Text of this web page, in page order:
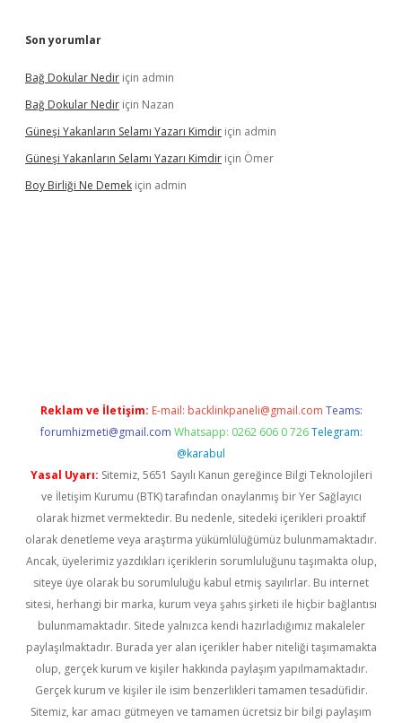
Son yorumlar
Bağ Dokular Nedir için admin
Bağ Dokular Nedir için Nazan
Güneşi Yakanların Selamı Yazarı Kimdir için admin
Güneşi Yakanların Selamı Yazarı Kimdir için Ömer
Boy Birliği Ne Demek için admin
Reklam ve İletişim: E-mail: backlinkpaneli@gmail.com Teams:
forumhizmeti@gmail.com Whatsapp: 0262 606 0 726 Telegram:
@karabul
Yasal Uyarı: Sitemiz, 5651 Sayılı Kanun gereğince Bilgi Teknolojileri
ve İletişim Kurumu (BTK) tarafından onaylanmış bir Yer Sağlayıcı
olarak hizmet vermektedir. Bu nedenle, sitedeki içerikleri proaktif
olarak denetleme veya araştırma yükümlülüğümüz bulunmamaktadır.
Ancak, üyelerimiz yazdıkları içeriklerin sorumluluğunu taşımakta olup,
siteye üye olarak bu sorumluluğu kabul etmiş sayılırlar. Bu internet
sitesi, herhangi bir marka, kurum veya şahıs şirketi ile hiçbir bağlantısı
bulunmamaktadır. Sitede yalnızca kendi hazırladığımız makaleler
paylaşılmaktadır. Burada yer alan içerikler haber niteliği taşımamakta
olup, gerçek kurum ve kişiler hakkında paylaşım yapılmamaktadır.
Gerçek kurum ve kişiler ile isim benzerlikleri tamamen tesadüfidir.
Sitemiz, kar amacı gütmeyen ve tamamen ücretsiz bir bilgi paylaşım